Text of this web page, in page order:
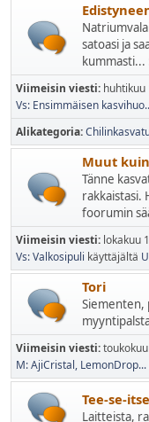
satoasi ja
kummasti...
Viimeisin viesti: huhtikuu
Vs: Ensimmäisen
Alikategoria
Muut
Tänne
rakkaistasi.
foorumin
Viimeisin viesti: lokakuu
Vs: Valkosipuli käyttäjältä
Tori
Siementen,
Viimeisin viesti:
M: AjiCristal, LemonDrop...
Tee-se-itse
Laitteista,